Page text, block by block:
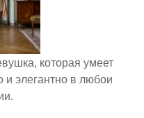
которая умеет
и элегантно в любои